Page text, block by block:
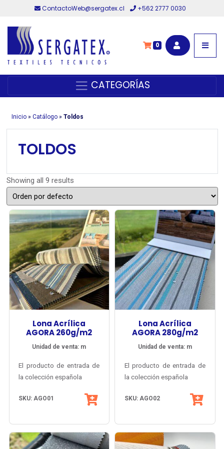
ContactoWeb@sergatex.cl +562 2777 0030
0
CATEGORÍAS
Inicio» Catálogo» Toldos
TOLDOS
Showing all 9 results
Lona Acrílica
AGORA 260g/m2
Unidad de venta: m
El producto de entrada de
la colección española
con gran diversidad de
listados y múltiples
posibilidades de
armonización.
Su estructura basada en
fibra acrílica tintada en
la masa
SKU: AGO01
Lona Acrílica
AGORA 280g/m2
Unidad de venta: m
El producto de entrada de
la colección española
con gran diversidad de
listados y múltiples
posibilidades de
armonización.
Su estructura basada en
fibra acrílica tintada en
la masa
SKU: AGO02